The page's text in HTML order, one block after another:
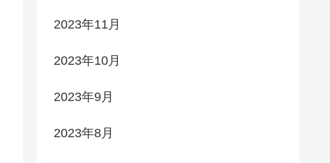
2023年11月
2023年10月
2023年9月
2023年8月